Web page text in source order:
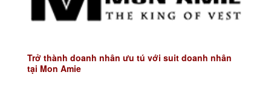
Trở thành doanh nhân ưu tú với suit doanh nhân
tại Mon Amie